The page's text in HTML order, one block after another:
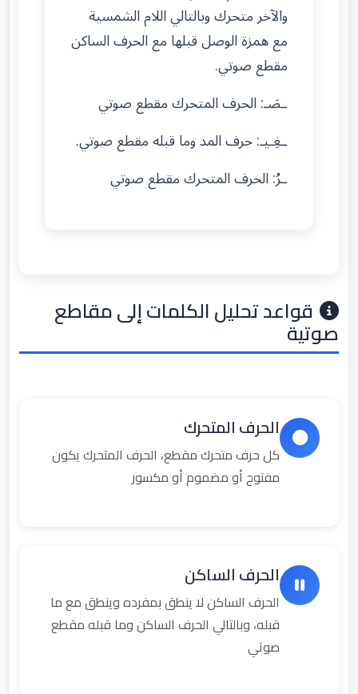
والآخر متحرك وبالتالي اللام الشمسية
مع همزة الوصل قبلها مع الحرف الساكن
مقطع صوتي.
ـصَـ: الحرف المتحرك مقطع صوتي
ـغِـيـ: حرف المد وما قبله مقطع صوتي.
ـرُ: الحرف المتحرك مقطع صوتي
قواعد تحليل الكلمات إلى مقاطع
صوتية
الحرف المتحرك
كل حرف متحرك مقطع، الحرف المتحرك يكون
مفتوح أو مضموم أو مكسور
الحرف الساكن
الحرف الساكن لا ينطق بمفرده وينطق مع ما
قبله، وبالتالي الحرف الساكن وما قبله مقطع
صوتي